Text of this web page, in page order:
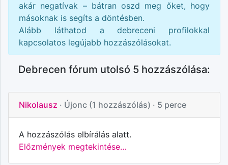
akár negatívak – bátran oszd meg őket, hogy
másoknak is segíts a döntésben.
Alább láthatod adebreceni profilokkal
kapcsolatos legújabb hozzászólásokat.
Debrecen fórum utolsó 5 hozzászólása:
Nikolausz · Újonc (1 hozzászólás) · 5 perce
A hozzászólás elbírálás alatt.
Előzmények megtekintése…